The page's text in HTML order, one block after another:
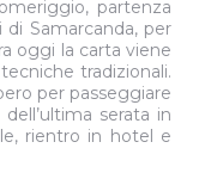
partenza
Samarcanda, per
oggi la carta viene
tradizionali.
per passeggiare
serata in
rientro in hotel e